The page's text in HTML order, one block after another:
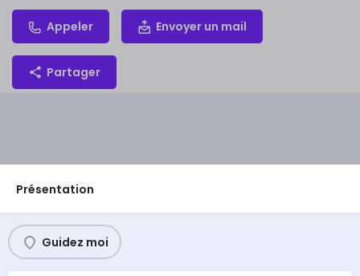
Appeler Envoyer un mail
Partager
Présentation
Guidez moi